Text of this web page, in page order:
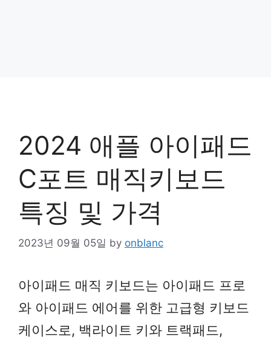
2024 애플 아이패드
C포트 매직키보드
특징 및 가격
2023년 09월 05일 by onblanc
아이패드 매직 키보드는 아이패드 프로
와 아이패드 에어를 위한 고급형 키보드
케이스로, 백라이트 키와 트랙패드,